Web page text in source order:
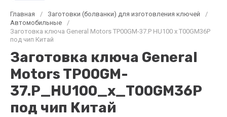
Главная / Заготовки (болванки) для изготовления ключей
/
Автомобильные
/
Заготовка ключа General Motors TP00GM-37.P HU100 x T00GM36P
под чип Китай
Заготовка ключа General
Motors TP00GM-
37.P_HU100_x_T00GM36P
под чип Китай